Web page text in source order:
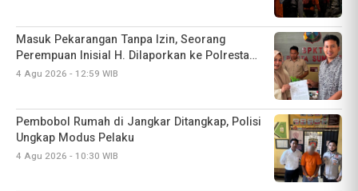
Pembobol Rumah di Jangkar Ditangkap, Polisi
Ungkap Modus Pelaku
4 Agu 2026 - 10:30 WIB
Timnas Voli Putri Indonesia Bangkit, Tundukkan
Filipina 3-1 di SEA V Cup 2026
3 Agu 2026 - 15:12 WIB